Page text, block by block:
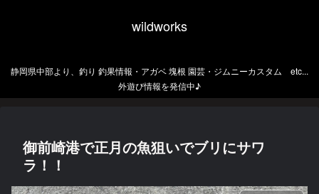
wildworks
静岡県中部より、釣り 釣果情報・アガベ 塊根 園芸・ジムニーカスタム etc...
外遊び情報を発信中♪
御前崎港で正月の魚狙いでブリにサワ
ラ！！